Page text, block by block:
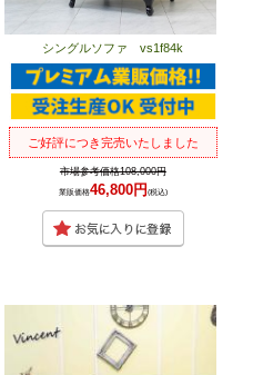
シングルソファ vs1f84k
ご好評につき完売いたしました
市場参考価格108,000円
業販価格46,800円 (税込)